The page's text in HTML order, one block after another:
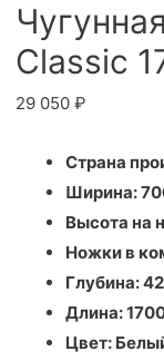
Classic
29 050 ₽
Страна
Ширина:
Высота на
Ножки в
Глубина: 42
Длина:
Цвет: